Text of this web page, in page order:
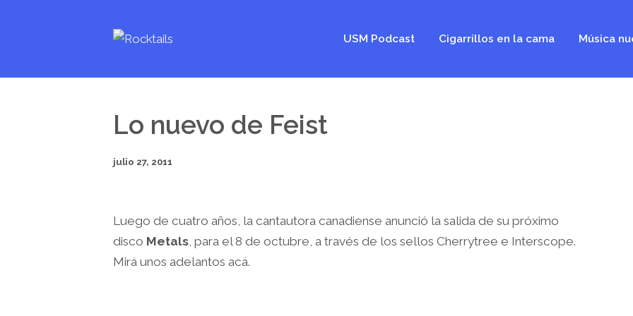
USM Podcast Cigarrillos en la cama Música
Lo nuevo de Feist
julio 27, 2011
Luego de cuatro años, la cantautora canadiense anunció la salida de su próximo
disco Metals, para el 8 de octubre, a través de los sellos Cherrytree e Interscope.
Mirá unos adelantos acá.